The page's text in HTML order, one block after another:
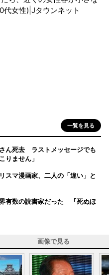
代女性)|Jタウンネット
一覧を見る
ん死去 ラストメッセージでも
ません」
マ漫画家、二人の「違い」と
有数の読書家だった 『死ぬほ
画像で見る